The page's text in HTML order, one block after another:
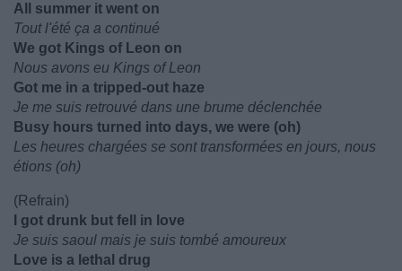
All summer it went on
Tout l'été ça a continué
We got Kings of Leon on
Nous avons eu Kings of Leon
Got me in a tripped-out haze
Je me suis retrouvé dans une brume déclenchée
Busy hours turned into days, we were (oh)
Les heures chargées se sont transformées en jours, nous
étions (oh)
(Refrain)
I got drunk but fell in love
Je suis saoul mais je suis tombé amoureux
Love is a lethal drug